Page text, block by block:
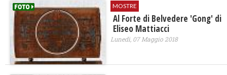
MOSTRE
Al Forte di Belvedere 'Gong' di
Eliseo Mattiacci
Lunedì, 07 Maggio 2018